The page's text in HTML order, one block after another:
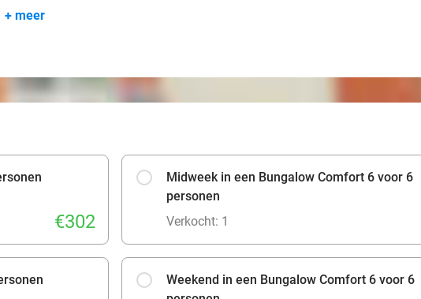
+ meer
€302
Midweek in een Bungalow Comfort 6 voor 6
personen
Verkocht: 1
Weekend in een Bungalow Comfort 6 voor 6